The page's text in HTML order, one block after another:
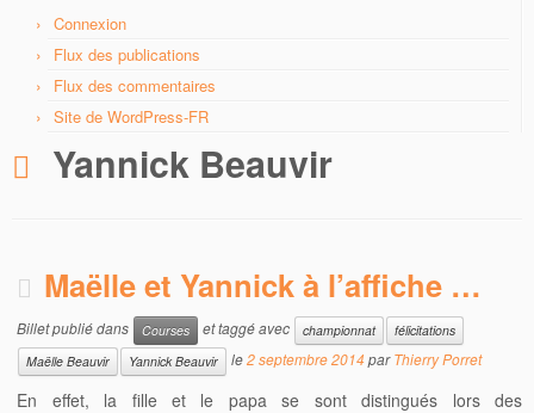
Connexion
Flux des publications
Flux des commentaires
Site de WordPress-FR
Yannick Beauvir
Maëlle et Yannick à l’affiche …
Billet publié dans Courses et taggé avec championnat
félicitations
Maëlle Beauvir
Yannick Beauvir le2 septembre 2014parThierry Porret
En effet, la fille et le papa se sont distingués lors des